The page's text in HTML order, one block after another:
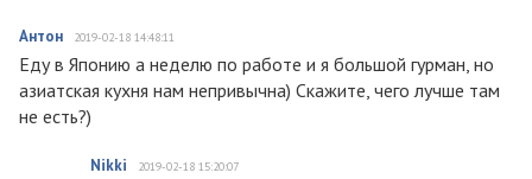
Антон 2019-02-18 14:48:11
Еду в Японию а неделю по работе и я большой гурман, но
азиатская кухня нам непривычна) Скажите, чего лучше там
не есть?)
Nikki 2019-02-18 15:20:07